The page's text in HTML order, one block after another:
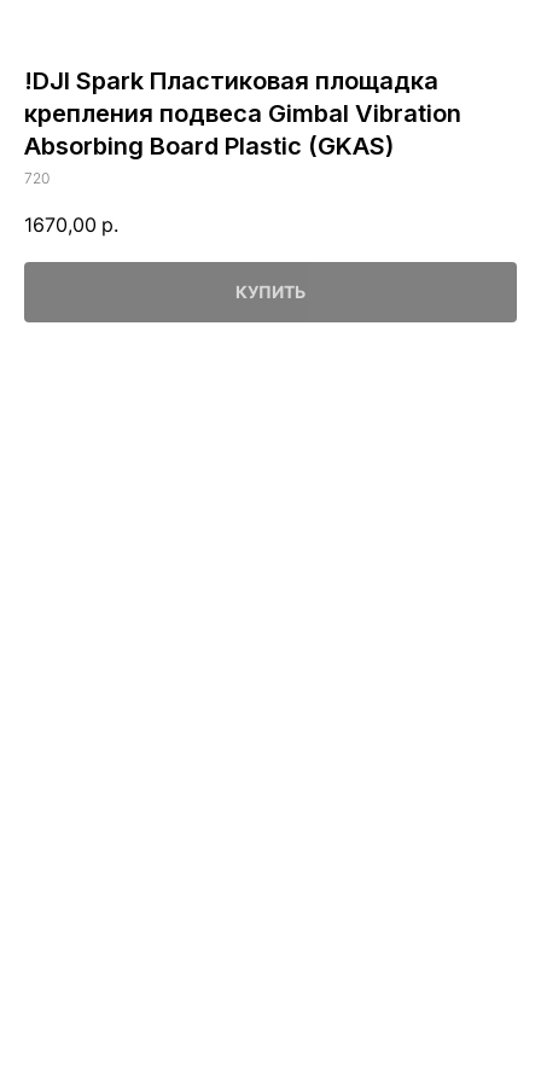
!DJI Spark Пластиковая площадка
крепления подвеса Gimbal Vibration
Absorbing Board Plastic (GKAS)
720
1670,00 р.
КУПИТЬ